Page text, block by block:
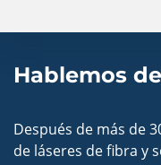
Hablemos
Después de más de
de láseres de fibra y